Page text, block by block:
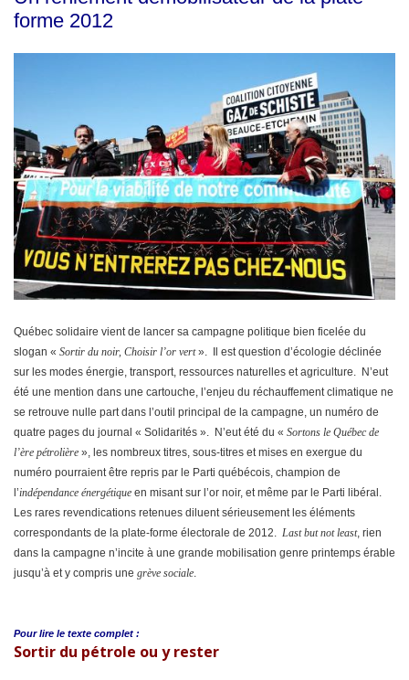
forme 2012
Québec solidaire vient de lancer sa campagne politique bien ficelée du
slogan « Sortir du noir, Choisir l’or vert». Il est question d’écologie déclinée
sur les modes énergie, transport, ressources naturelles et agriculture. N’eut
été une mention dans une cartouche, l’enjeu du réchauffement climatique ne
se retrouve nulle part dans l’outil principal de la campagne, un numéro de
quatre pages du journal « Solidarités ». N’eut été du « Sortons le Québec de
l’ère pétrolière », les nombreux titres, sous-titres et mises en exergue du
numéro pourraient être repris par le Parti québécois, champion de
l’indépendance énergétique en misant sur l’or noir, et même par le Parti libéral.
Les rares revendications retenues diluent sérieusement les éléments
correspondants de la plate-forme électorale de 2012. Last but not least, rien
dans la campagne n’incite à une grande mobilisation genre printemps érable
jusqu’à et y compris une grève sociale.
Pour lire le texte complet :
Sortir du pétrole ou y rester